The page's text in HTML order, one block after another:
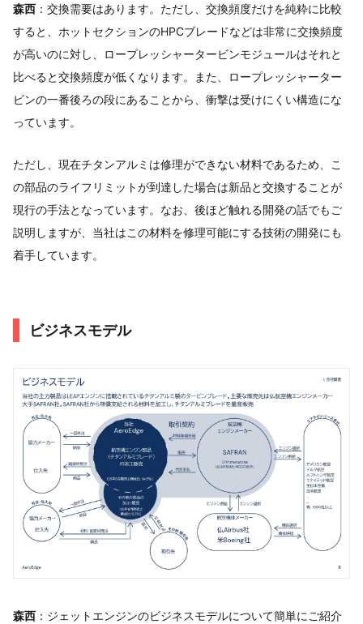
森西 ：交換需要はあります。ただし、交換頻度だけを純粋に比較
すると、ホットセクションのHPCブレードなどは非常に交換頻度
が高いのに対し、ロープレッシャータービンモジュールはそれと
比べると交換頻度が低くなります。また、ロープレッシャーター
ビンの一番後ろの段にあることから、衝撃は受けにくい構造にな
っています。
ただし、現在チタンアルミは修理ができない材料であるため、こ
の部品のライフリミットが到達した場合は新品と交換することが
現行の手法となっています。なお、後ほど触れる開発の話でもご
説明しますが、当社はこの材料を修理可能にする技術の開発にも
着手しています。
ビジネスモデル
森西 ：ジェットエンジンのビジネスモデルについて簡単にご紹介